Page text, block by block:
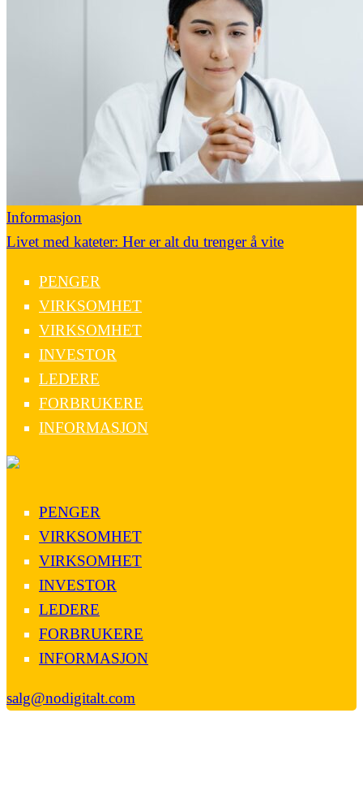
Informasjon
Livet med kateter: Her er alt du trenger å vite
PENGER
VIRKSOMHET
VIRKSOMHET
INVESTOR
LEDERE
FORBRUKERE
INFORMASJON
PENGER
VIRKSOMHET
VIRKSOMHET
INVESTOR
LEDERE
FORBRUKERE
INFORMASJON
salg@nodigitalt.com